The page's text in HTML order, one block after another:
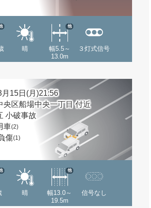
晴
幅5.5～
13.0m
他
３灯式信号
月15日(月)21:56
央区船場中央一丁目 付近
小破事故
車(2)
傷(1)
晴
幅13.0～
19.5m
他
信号なし